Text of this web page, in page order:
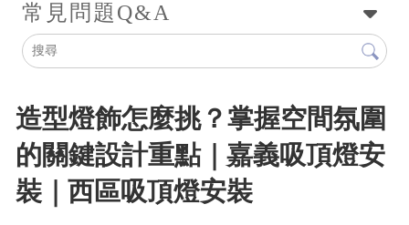
常見問題Q&A
造型燈飾怎麼挑？掌握空間氛圍
的關鍵設計重點｜嘉義吸頂燈安
裝｜西區吸頂燈安裝